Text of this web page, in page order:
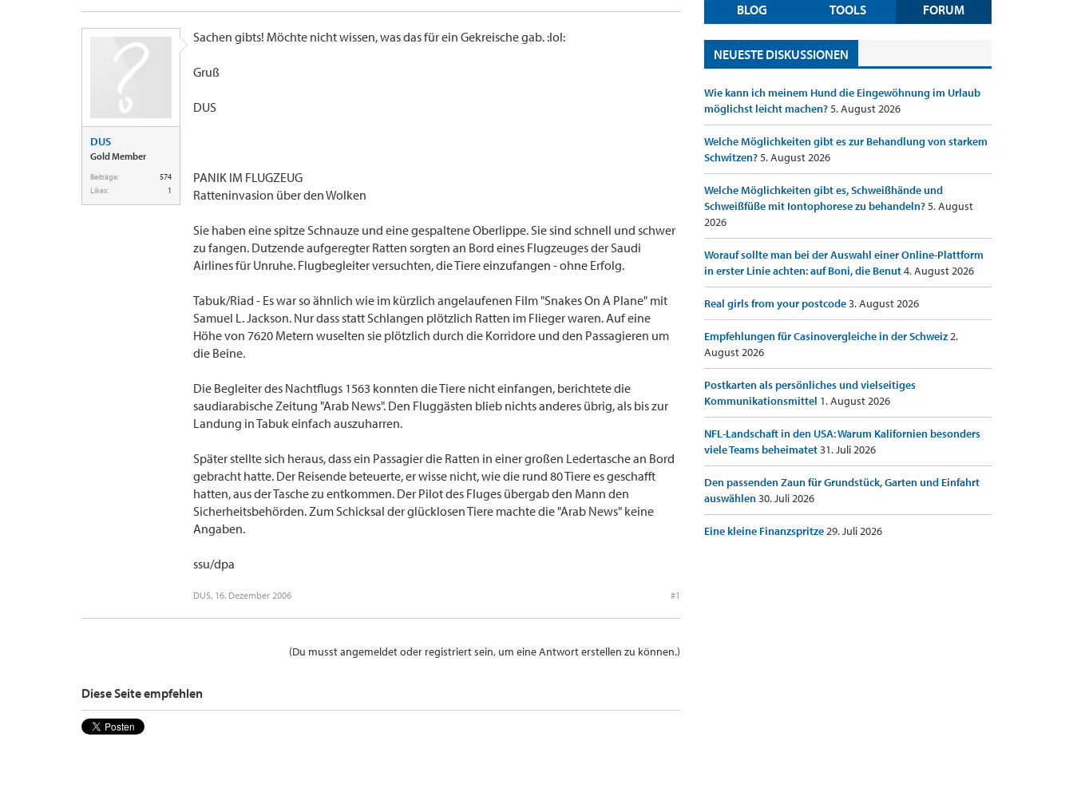
DUS
Gold Member
Beiträge:
574
Likes:
1
Sachen gibts! Möchte nicht wissen, was das für ein Gekreische gab. :lol:
Gruß
DUS
PANIK IM FLUGZEUG
Ratteninvasion über den Wolken
Sie haben eine spitze Schnauze und eine gespaltene Oberlippe. Sie sind schnell und schwer
zu fangen. Dutzende aufgeregter Ratten sorgten an Bord eines Flugzeuges der Saudi
Airlines für Unruhe. Flugbegleiter versuchten, die Tiere einzufangen - ohne Erfolg.
Tabuk/Riad - Es war so ähnlich wie im kürzlich angelaufenen Film "Snakes On A Plane" mit
Samuel L. Jackson. Nur dass statt Schlangen plötzlich Ratten im Flieger waren. Auf eine
Höhe von 7620 Metern wuselten sie plötzlich durch die Korridore und den Passagieren um
die Beine.
Die Begleiter des Nachtflugs 1563 konnten die Tiere nicht einfangen, berichtete die
saudiarabische Zeitung "Arab News". Den Fluggästen blieb nichts anderes übrig, als bis zur
Landung in Tabuk einfach auszuharren.
Später stellte sich heraus, dass ein Passagier die Ratten in einer großen Ledertasche an Bord
gebracht hatte. Der Reisende beteuerte, er wisse nicht, wie die rund 80 Tiere es geschafft
hatten, aus der Tasche zu entkommen. Der Pilot des Fluges übergab den Mann den
Sicherheitsbehörden. Zum Schicksal der glücklosen Tiere machte die "Arab News" keine
Angaben.
ssu/dpa
DUS, 16. Dezember 2006 #1
(Du musst angemeldet oder registriert sein, um eine Antwort erstellen zu können.)
Diese Seite empfehlen
BLOG TOOLS FORUM
NEUESTE DISKUSSIONEN
Wie kann ich meinem Hund die Eingewöhnung im Urlaub
möglichst leicht machen?5. August 2026
Welche Möglichkeiten gibt es zur Behandlung von starkem
Schwitzen?5. August 2026
Welche Möglichkeiten gibt es, Schweißhände und
Schweißfüße mit Iontophorese zu behandeln?5. August
2026
Worauf sollte man bei der Auswahl einer Online-Plattform
in erster Linie achten: auf Boni, die Benut4. August 2026
Real girls from your postcode3. August 2026
Empfehlungen für Casinovergleiche in der Schweiz2.
August 2026
Postkarten als persönliches und vielseitiges
Kommunikationsmittel 1. August 2026
NFL-Landschaft in den USA: Warum Kalifornien besonders
viele Teams beheimatet31. Juli 2026
Den passenden Zaun für Grundstück, Garten und Einfahrt
auswählen30. Juli 2026
Eine kleine Finanzspritze29. Juli 2026